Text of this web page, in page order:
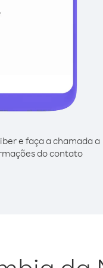
e faça a chamada a
do contato